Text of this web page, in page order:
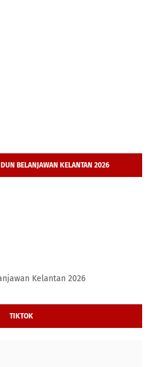
BELANJAWAN KELANTAN 2026
Kelantan 2026
TIKTOK